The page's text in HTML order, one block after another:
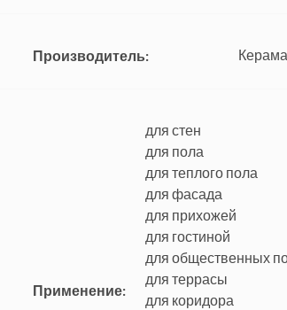
Производитель:
Применение:
для стен
для пола
для теплого пола
для фасада
для прихожей
для гостиной
для общественных
для террасы
для коридора